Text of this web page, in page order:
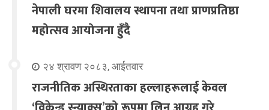
नेपाली घरमा शिवालय स्थापना तथा प्राणप्रतिष्ठा
महोत्सव आयोजना हुँदै
२४ श्रावण २०८३, आईतवार
राजनीतिक अस्थिरताका हल्लाहरूलाई केवल